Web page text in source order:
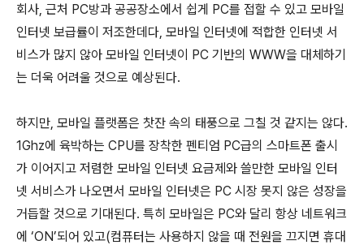
회사, 근처 PC방과 공공장소에서 쉽게 PC를 접할 수 있고 모바일
인터넷 보급률이 저조한데다, 모바일 인터넷에 적합한 인터넷 서
비스가 많지 않아 모바일 인터넷이 PC 기반의 WWW을 대체하기
는 더욱 어려울 것으로 예상된다.
하지만, 모바일 플랫폼은 찻잔 속의 태풍으로 그칠 것 같지는 않다.
1Ghz에 육박하는 CPU를 장착한 펜티엄 PC급의 스마트폰 출시
가 이어지고 저렴한 모바일 인터넷 요금제와 쓸만한 모바일 인터
넷 서비스가 나오면서 모바일 인터넷은 PC 시장 못지 않은 성장을
거듭할 것으로 기대된다. 특히 모바일은 PC와 달리 항상 네트워크
에 ‘ON’되어 있고(컴퓨터는 사용하지 않을 때 전원을 끄지면 휴대